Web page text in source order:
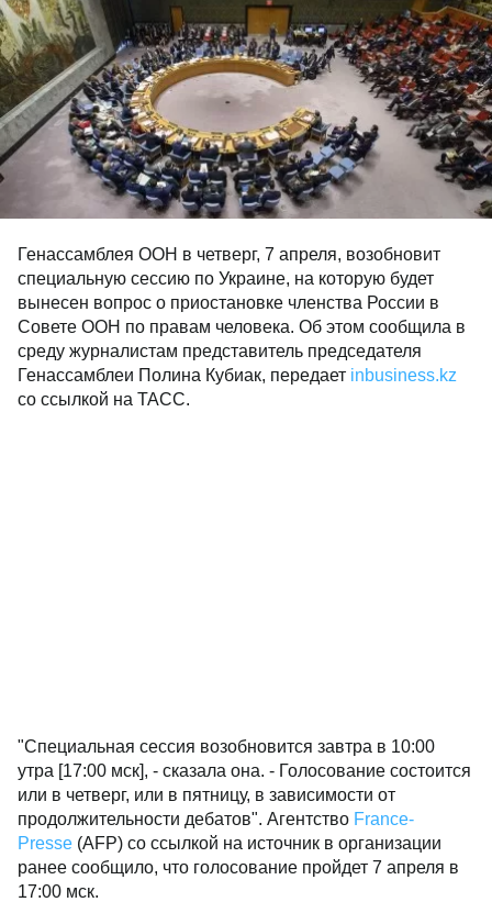
Генассамблея ООН в четверг, 7 апреля, возобновит
специальную сессию по Украине, на которую будет
вынесен вопрос о приостановке членства России в
Совете ООН по правам человека. Об этом сообщила в
среду журналистам представитель председателя
Генассамблеи Полина Кубиак, передает inbusiness.kz
со ссылкой на ТАСС.
"Специальная сессия возобновится завтра в 10:00
утра [17:00 мск], - сказала она. - Голосование состоится
или в четверг, или в пятницу, в зависимости от
продолжительности дебатов". Агентство France-
Presse (AFP) со ссылкой на источник в организации
ранее сообщило, что голосование пройдет 7 апреля в
17:00 мск.